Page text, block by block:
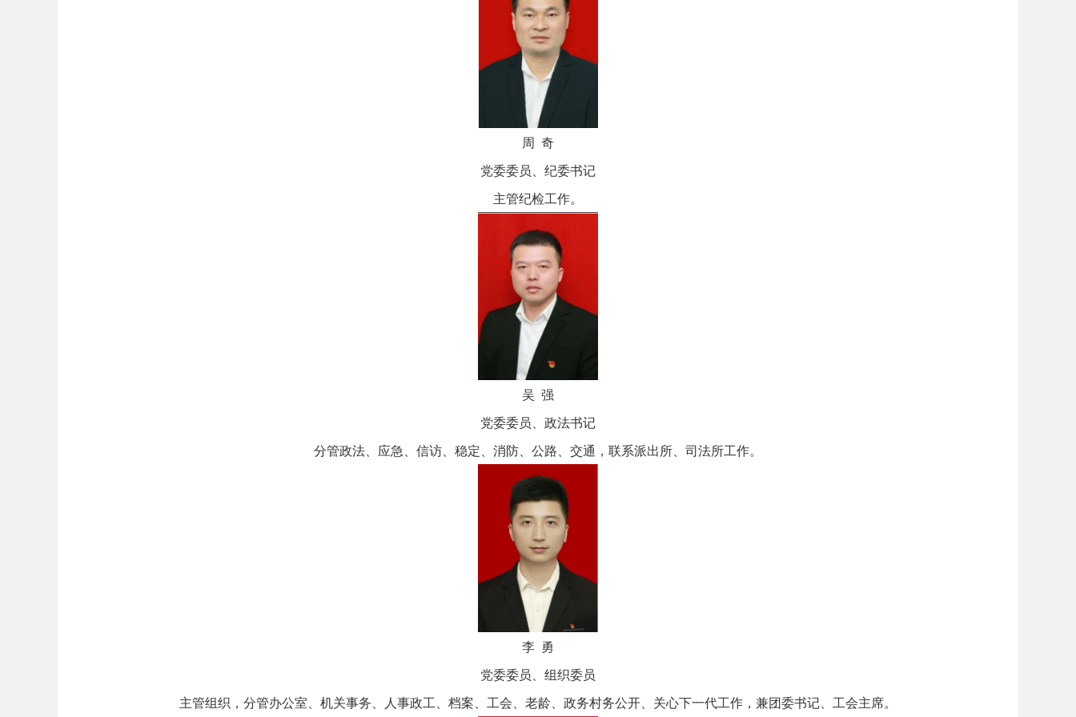
周 奇
党委委员、纪委书记
主管纪检工作。
吴 强
党委委员、政法书记
分管政法、应急、信访、稳定、消防、公路、交通，联系派出所、司法所工作。
李 勇
党委委员、组织委员
主管组织，分管办公室、机关事务、人事政工、档案、工会、老龄、政务村务公开、关心下一代工作，兼团委书记、工会主席。